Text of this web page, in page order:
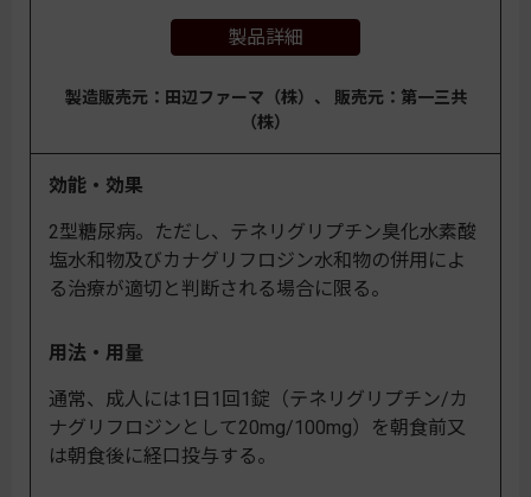
製品詳細
製造販売元：田辺ファーマ（株）、 販売元：第一三共
（株）
効能・効果
2型糖尿病。ただし、テネリグリプチン臭化水素酸
塩水和物及びカナグリフロジン水和物の併用によ
る治療が適切と判断される場合に限る。
用法・用量
通常、成人には1日1回1錠（テネリグリプチン/カ
ナグリフロジンとして20mg/100mg）を朝食前又
は朝食後に経口投与する。